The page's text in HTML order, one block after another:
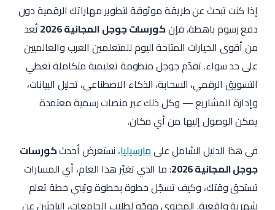
إذا كنت تبحث عن طريقة موثوقة لتطوير مهاراتك الرقمية دون
دفع رسوم باهظة، فإنكورسات جوجل المجانية 2026
تُعد
من أقوى الخيارات المتاحة اليوم للمتعلمين العرب والعالميين
على حد سواء. تقدّم جوجل منظومة تعليمية متكاملة تغطي
التسويق الرقمي، السحابة، الذكاء الاصطناعي، تحليل البيانات،
وإدارة المشاريع — وكل ذلك عبر منصات رسمية معتمدة
يمكن الوصول إليها من أي مكان.
في هذا الدليل الشامل علىمارسيليا، نستعرض أحدثكورسات
جوجل المجانية 2026
: ما الذي تغيّر هذا العام، أي المسارات
تستحق وقتك، وكيف تسجّل خطوة بخطوة وتبني خطة تعلم
شهرية واقعية. المحتوى موجّه لطلاب الجامعات، الباحثين عن